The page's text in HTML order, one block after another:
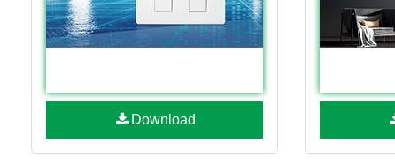
Download